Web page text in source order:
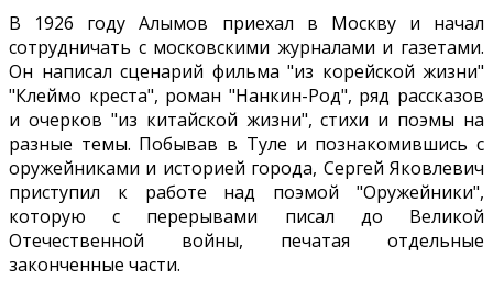
В 1926 году Алымов приехал в Москву и начал
сотрудничать с московскими журналами и газетами.
Он написал сценарий фильма "из корейской жизни"
"Клеймо креста", роман "Нанкин-Род", ряд рассказов
и очерков "из китайской жизни", стихи и поэмы на
разные темы. Побывав в Туле и познакомившись с
оружейниками и историей города, Сергей Яковлевич
приступил к работе над поэмой "Оружейники",
которую с перерывами писал до Великой
Отечественной войны, печатая отдельные
законченные части.